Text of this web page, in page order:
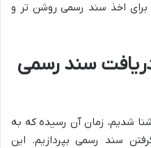
برای اخذ سند رسمی روشن تر و
سند رسمی
شدیم، زمان آن رسیده که به
سند رسمی بپردازیم. این